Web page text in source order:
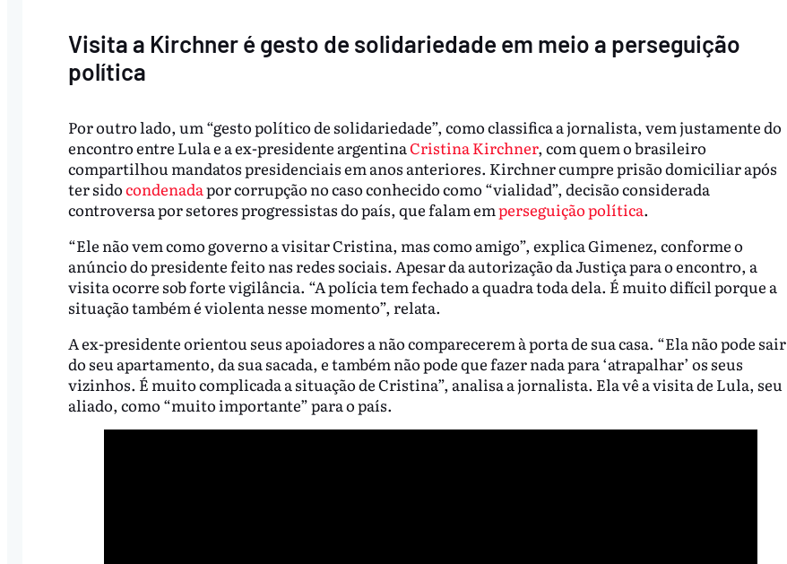
Visita a Kirchner é gesto de solidariedade em meio a perseguição
política
Por outro lado, um “gesto político de solidariedade”, como classifica a jornalista, vem justamente do
encontro entre Lula e a ex-presidente argentinaCristina Kirchner, com quem o brasileiro
compartilhou mandatos presidenciais em anos anteriores. Kirchner cumpre prisão domiciliar após
ter sidocondenadapor corrupção no caso conhecido como “vialidad”, decisão considerada
controversa por setores progressistas do país, que falam emperseguição política.
“Ele não vem como governo a visitar Cristina, mas como amigo”, explica Gimenez, conforme o
anúncio do presidente feito nas redes sociais. Apesar da autorização da Justiça para o encontro, a
visita ocorre sob forte vigilância. “A polícia tem fechado a quadra toda dela. É muito difícil porque a
situação também é violenta nesse momento”, relata.
A ex-presidente orientou seus apoiadores a não comparecerem à porta de sua casa. “Ela não pode sair
do seu apartamento, da sua sacada, e também não pode que fazer nada para ‘atrapalhar’ os seus
vizinhos. É muito complicada a situação de Cristina”, analisa a jornalista. Ela vê a visita de Lula, seu
aliado, como “muito importante” para o país.